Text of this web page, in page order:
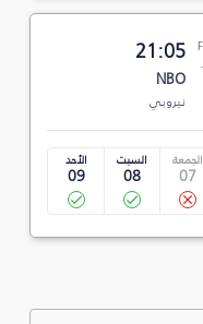
21:05
NBO
نيروبي
الجمعة
07
السبت
08
الأحد
09